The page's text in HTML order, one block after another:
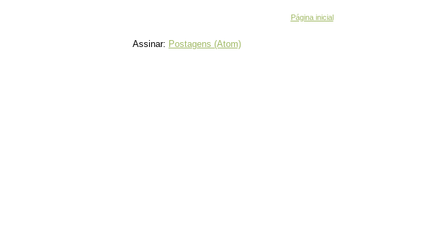
Página inicial
Assinar: Postagens (Atom)